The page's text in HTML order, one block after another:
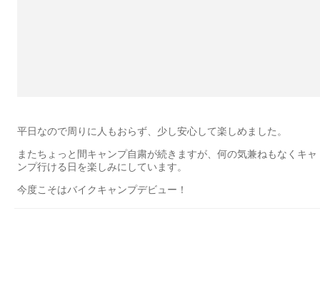
平日なので周りに人もおらず、少し安心して楽しめました。
またちょっと間キャンプ自粛が続きますが、何の気兼ねもなくキャ
ンプ行ける日を楽しみにしています。
今度こそはバイクキャンプデビュー！